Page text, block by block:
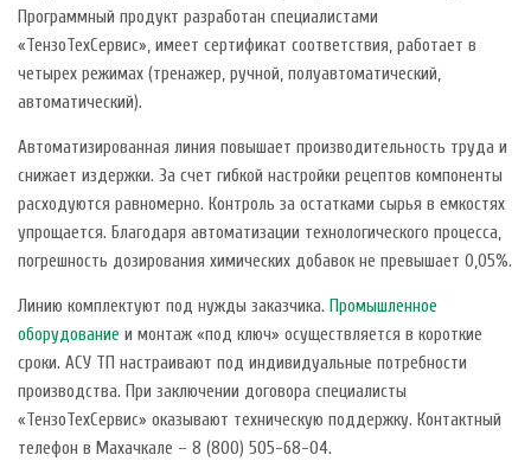
Программный продукт разработан специалистами
«ТензоТехСервис», имеет сертификат соответствия, работает в
четырех режимах (тренажер, ручной, полуавтоматический,
автоматический).
Автоматизированная линия повышает производительность труда и
снижает издержки. За счет гибкой настройки рецептов компоненты
расходуются равномерно. Контроль за остатками сырья в емкостях
упрощается. Благодаря автоматизации технологического процесса,
погрешность дозирования химических добавок не превышает 0,05%.
Линию комплектуют под нужды заказчика. Промышленное
оборудование и монтаж «под ключ» осуществляется в короткие
сроки. АСУ ТП настраивают под индивидуальные потребности
производства. При заключении договора специалисты
«ТензоТехСервис» оказывают техническую поддержку. Контактный
телефон в Махачкале – 8 (800) 505-68-04.